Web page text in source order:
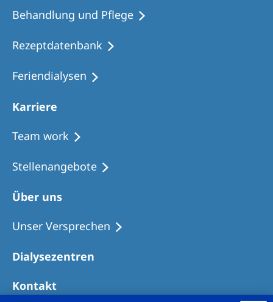
Serbia
Slovenia
Spain
Sweden
United Kingdom
Asia Pacific
Australia
Philippines
North America
Behandlung und Pflege
Rezeptdatenbank
Feriendialysen
Karriere
Team work
Stellenangebote
Über uns
Unser Versprechen
Dialysezentren
Kontakt